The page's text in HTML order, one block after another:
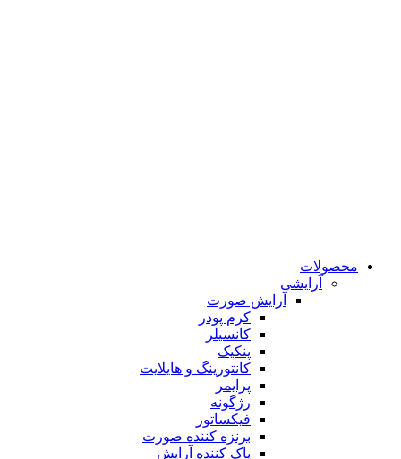
محصولات
آرایشی
آرایش صورت
کرم پودر
کانسیلر
پنکیک
کانتورینگ و هایلایت
پرایمر
رژگونه
فیکساتور
برنزه کننده صورت
پاک کننده آرایش